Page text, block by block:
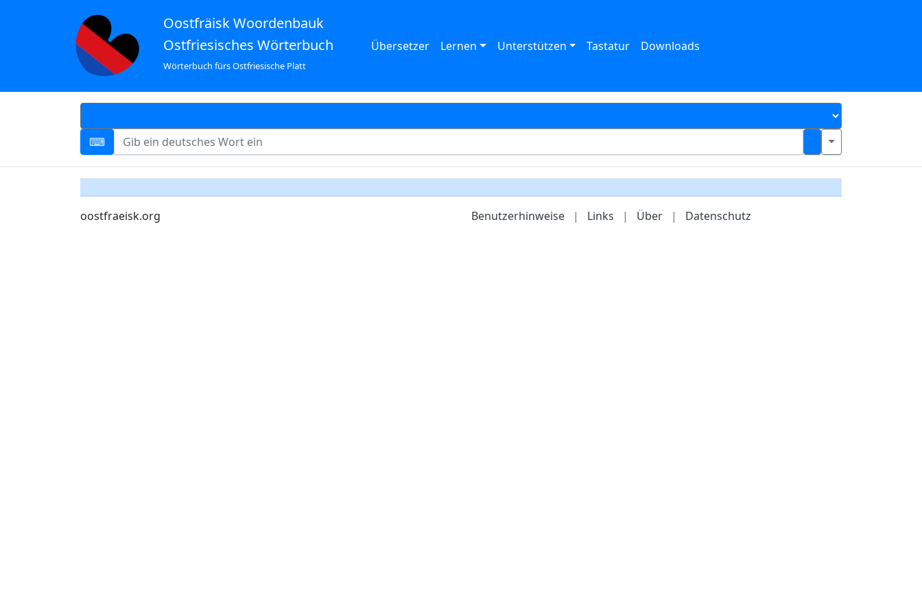
Oostfräisk Woordenbauk
Ostfriesisches Wörterbuch
Wörterbuch fürs Ostfriesische Platt
Übersetzer Lernen Unterstützen Tastatur Downloads
oostfraeisk.org Benutzerhinweise | Links | Über | Datenschutz